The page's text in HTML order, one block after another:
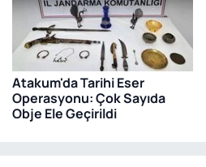
Atakum'da Tarihi Eser
Operasyonu: Çok Sayıda
Obje Ele Geçirildi